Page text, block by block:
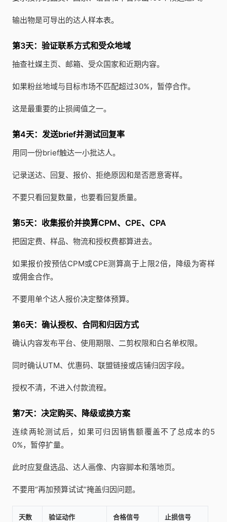
输出物是可导出的达人样本表。
第3天：验证联系方式和受众地域
抽查社媒主页、邮箱、受众国家和近期内容。
如果粉丝地域与目标市场不匹配超过30%，暂停合作。
这是最重要的止损阈值之一。
第4天：发送brief并测试回复率
用同一份brief触达一小批达人。
记录送达、回复、报价、拒绝原因和是否愿意寄样。
不要只看回复数量，也要看回复质量。
第5天：收集报价并换算CPM、CPE、CPA
把固定费、样品、物流和授权费都算进去。
如果报价按预估CPM或CPE测算高于上限2倍，降级为寄样
或佣金合作。
不要用单个达人报价决定整体预算。
第6天：确认授权、合同和归因方式
确认内容发布平台、使用期限、二剪权限和白名单权限。
同时确认UTM、优惠码、联盟链接或店铺归因字段。
授权不清，不进入付款流程。
第7天：决定购买、降级或换方案
连续两轮测试后，如果可归因销售额覆盖不了总成本的5
0%，暂停扩量。
此时应复盘选品、达人画像、内容脚本和落地页。
不要用“再加预算试试”掩盖归因问题。
天数 验证动作 合格信号 止损信号